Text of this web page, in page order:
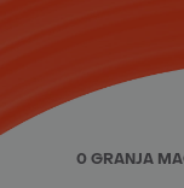
0 GRANJA